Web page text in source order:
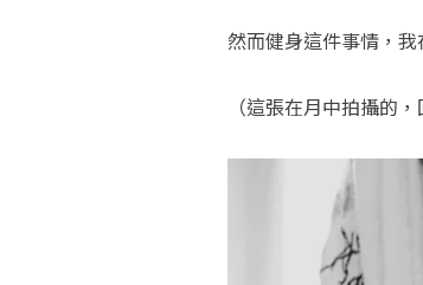
然而健身這件事情，
（這張在月中拍攝的